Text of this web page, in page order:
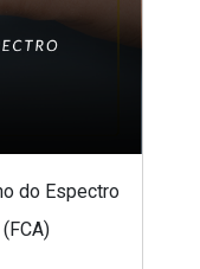
do Espectro